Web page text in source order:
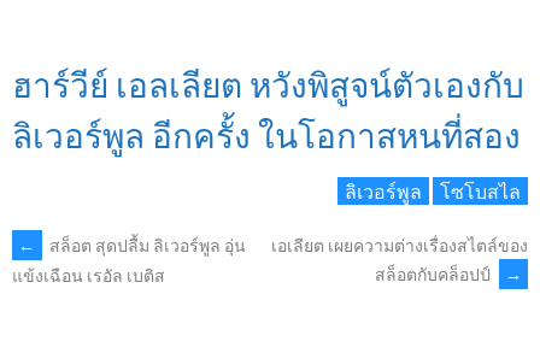
ฮาร์วีย์ เอลเลียต หวังพิสูจน์ตัวเองกับ
ลิเวอร์พูล อีกครั้ง ในโอกาสหนที่สอง
ลิเวอร์พูล โซโบสไล
POST
←
สล็อต สุดปลื้ม ลิเวอร์พูล อุ่น
แข้งเฉือน เรอัล เบติส
เอเลียต เผยความต่างเรื่องสไตล์ของ
สล็อตกับคล็อปป์
→